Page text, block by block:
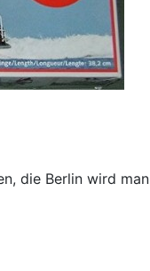
die Berlin wird